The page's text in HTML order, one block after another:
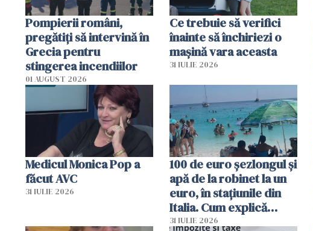
Pompierii români,
pregătiţi să intervină în
Grecia pentru
stingerea incendiilor
01 AUGUST 2026
Ce trebuie să verifici
înainte să închiriezi o
mașină vara aceasta
31 IULIE 2026
Medicul Monica Pop a
făcut AVC
31 IULIE 2026
100 de euro șezlongul și
apă de la robinet la un
euro, în stațiunile din
Italia. Cum explică
autoritățile
31 IULIE 2026